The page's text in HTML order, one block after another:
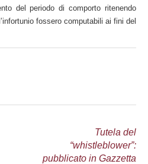
del periodo di comporto ritenendo
fossero computabili ai fini del
Tutela del
“whistleblower”:
pubblicato in Gazzetta